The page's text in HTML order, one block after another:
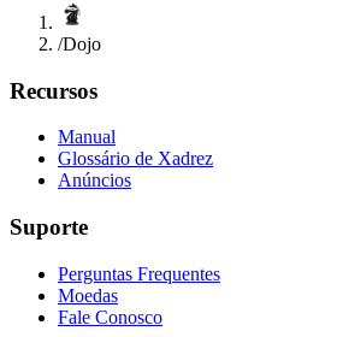
/Dojo
Recursos
Manual
Glossário de Xadrez
Anúncios
Suporte
Perguntas Frequentes
Moedas
Fale Conosco